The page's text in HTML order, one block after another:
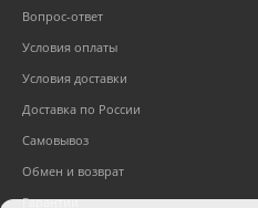
Вопрос-ответ
Условия оплаты
Условия доставки
Доставка по России
Самовывоз
Обмен и возврат
Гарантии